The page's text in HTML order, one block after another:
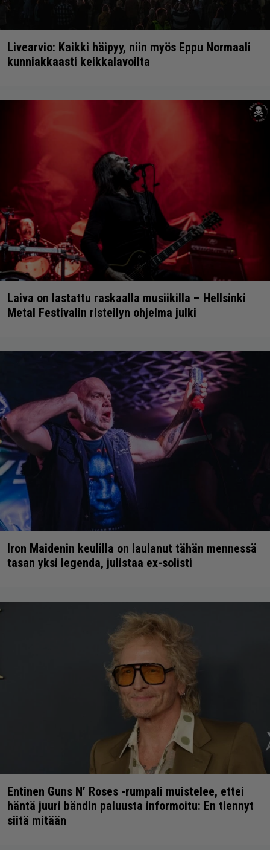
Livearvio: Kaikki häipyy, niin myös Eppu Normaali
kunniakkaasti keikkalavoilta
Laiva on lastattu raskaalla musiikilla – Hellsinki
Metal Festivalin risteilyn ohjelma julki
Iron Maidenin keulilla on laulanut tähän mennessä
tasan yksi legenda, julistaa ex-solisti
Entinen Guns N’ Roses -rumpali muistelee, ettei
häntä juuri bändin paluusta informoitu: En tiennyt
siitä mitään